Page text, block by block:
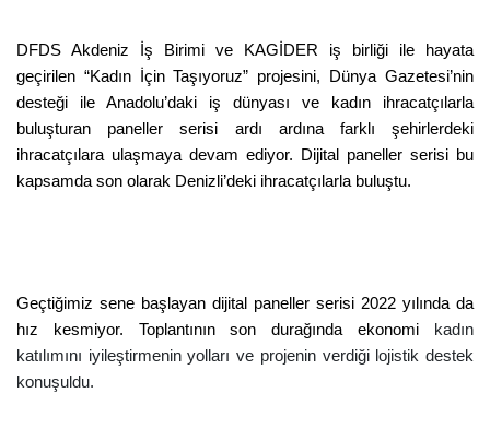
DFDS Akdeniz İş Birimi ve KAGİDER iş birliği ile hayata
geçirilen “Kadın İçin Taşıyoruz” projesini, Dünya Gazetesi’nin
desteği ile Anadolu’daki iş dünyası ve kadın ihracatçılarla
buluşturan paneller serisi ardı ardına farklı şehirlerdeki
ihracatçılara ulaşmaya devam ediyor. Dijital paneller serisi bu
kapsamda son olarak Denizli’deki ihracatçılarla buluştu.
Geçtiğimiz sene başlayan dijital paneller serisi 2022 yılında da
hız kesmiyor. Toplantının son durağında ekonomi kadın
katılımını iyileştirmenin yolları ve projenin verdiği lojistik destek
konuşuldu.